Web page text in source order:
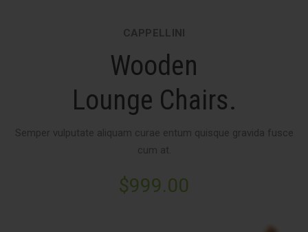
CAPPELLINI
Wooden
Lounge Chairs.
Semper vulputate aliquam curae entum quisque gravida fusce
cum at.
$999.00